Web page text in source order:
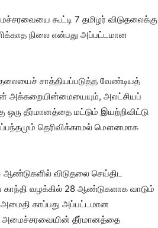
கூட்டி 7 தமிழர் விடுதலைக்கு
நிலை என்பது அப்பட்டமான
சாத்தியப்படுத்த வேண்டியத்
அக்கறையின்மையையும், அலட்சியப்
ஒரு தீர்மானத்தை மட்டும் இயற்றிவிட்டு
தெரிவிக்காமல் மௌனமாக
ஆண்டுகளில் விடுதலை செய்திட
காந்தி வழக்கில் 28 ஆண்டுகளாக வாடும்
அமைதி காப்பது அப்பட்டமான
அமைச்சரவையின் தீர்மானத்தை